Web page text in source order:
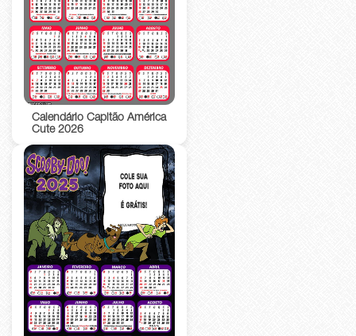
Calendário Capitão América
Cute 2026